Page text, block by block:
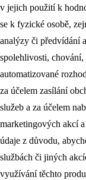
v jejich použití k
se k fyzické osobě,
analýzy či předvídání
spolehlivosti, chování,
automatizované
za účelem zasílání
služeb a za účelem
marketingových akcí
údaje z důvodu,
službách či jiných
využívání těchto